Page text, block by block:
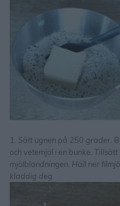
1. Sätt ugnen på 250 grader.
och vetemjöl i en bunke.
mjölblandningen. Häll ner
kladdig deg.